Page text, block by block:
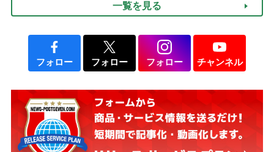
みよう」【社会福祉士解
説】
一覧を見る
フォロー フォロー フォロー チャンネル